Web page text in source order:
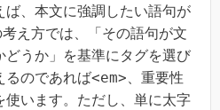
ば、本文に強調したい語句が
え方では、「その語句が文
どうか」を基準にタグを選び
るのであれば<em> 、重要性
使います。ただし、単に太字